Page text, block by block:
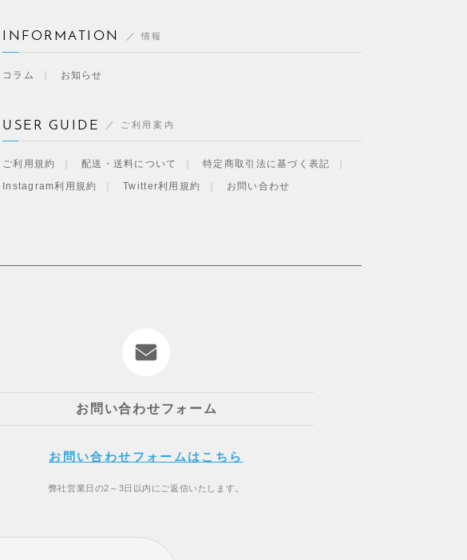
INFORMATION 情報
コラム お知らせ
USER GUIDE ご利用案内
ご利用規約 配送・送料について
特定商取引法に基づく表記
Instagram利用規約
Twitter利用規約 お問い合わせ
お問い合わせフォーム
お問い合わせフォームはこちら
弊社営業日の2～3日以内にご返信いたします。